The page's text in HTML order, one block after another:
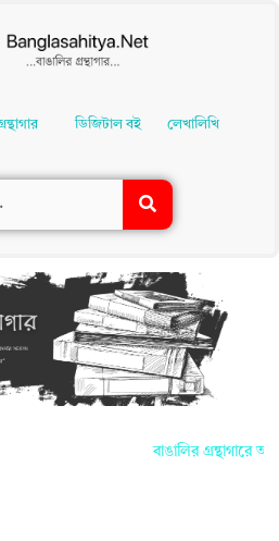
ডিজিটাল বই লেখালিখি
বাঙালির গ্রন্থাগারে